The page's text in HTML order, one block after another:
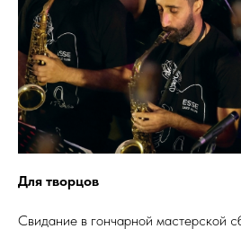
Для творцов
Свидание в гончарной мастерской